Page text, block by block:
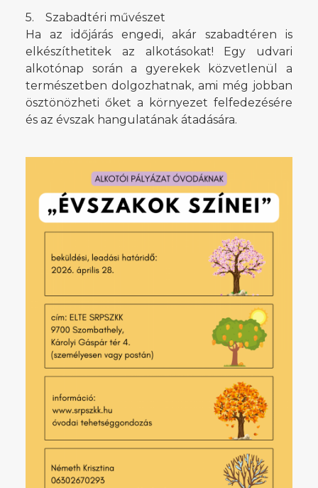
5. Szabadtéri művészet
Ha az időjárás engedi, akár szabadtéren is
elkészíthetitek az alkotásokat! Egy udvari
alkotónap során a gyerekek közvetlenül a
természetben dolgozhatnak, ami még jobban
ösztönözheti őket a környezet felfedezésére
és az évszak hangulatának átadására.